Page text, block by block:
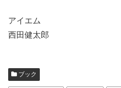
アイエム
西田健太郎
ブック